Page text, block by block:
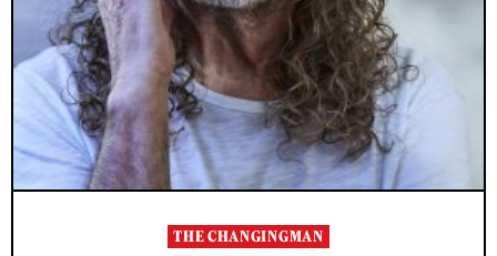
THE CHANGINGMAN